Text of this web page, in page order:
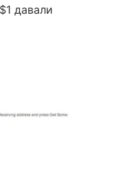
давали